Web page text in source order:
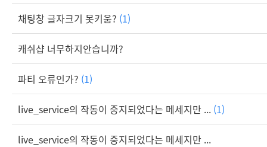
채팅창 글자크기 못키움? (1)
캐쉬샵 너무하지안습니까?
파티 오류인가? (1)
live_service의 작동이 중지되었다는 메세지만 ... (1)
live_service의 작동이 중지되었다는 메세지만 ...